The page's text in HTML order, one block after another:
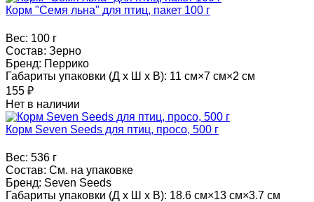
Корм "Семя льна" для птиц, пакет 100 г
Вес: 100 г
Состав: Зерно
Бренд: Перрико
Габариты упаковки (Д х Ш х В): 11 см×7 см×2 см
155 ₽
Нет в наличии
Корм Seven Seeds для птиц, просо, 500 г
Вес: 536 г
Состав: См. на упаковке
Бренд: Seven Seeds
Габариты упаковки (Д х Ш х В): 18.6 см×13 см×3.7 см